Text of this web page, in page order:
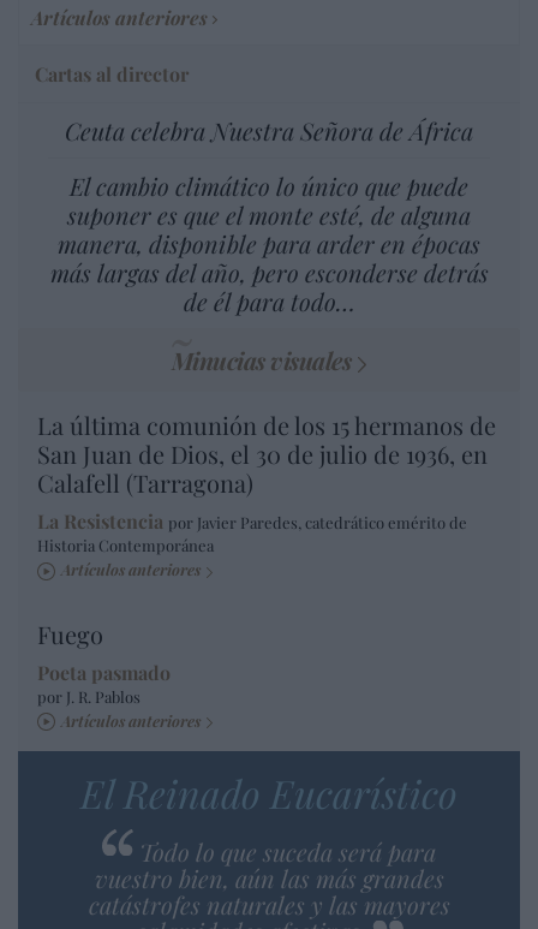
Artículos anteriores
Cartas al director
Ceuta celebra Nuestra Señora de África
El cambio climático lo único que puede
suponer es que el monte esté, de alguna
manera, disponible para arder en épocas
más largas del año, pero esconderse detrás
de él para todo…
Minucias visuales
La última comunión de los 15 hermanos de
San Juan de Dios, el 30 de julio de 1936, en
Calafell (Tarragona)
La Resistencia por Javier Paredes, catedrático emérito de
Historia Contemporánea
Artículos anteriores
Fuego
Poeta pasmado
por J. R. Pablos
Artículos anteriores
El Reinado Eucarístico
Todo lo que suceda será para
vuestro bien, aún las más grandes
catástrofes naturales y las mayores